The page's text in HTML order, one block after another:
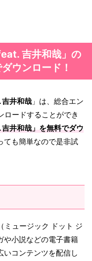
吉井和哉」の
ウンロード！
井和哉 」は、総合エン
ロードすることができ
井和哉」を無料でダウ
ても簡単なので是非試
ミュージック ドット ジ
や小説などの電子書籍
いコンテンツを配信し